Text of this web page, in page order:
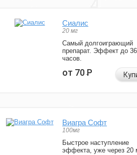
Сиалис
20 мг
Самый долгоиграющий
препарат. Эффект до 36
часов.
от 70Р
Виагра Софт
100мг
Быстрое наступление
эффекта, уже через 20